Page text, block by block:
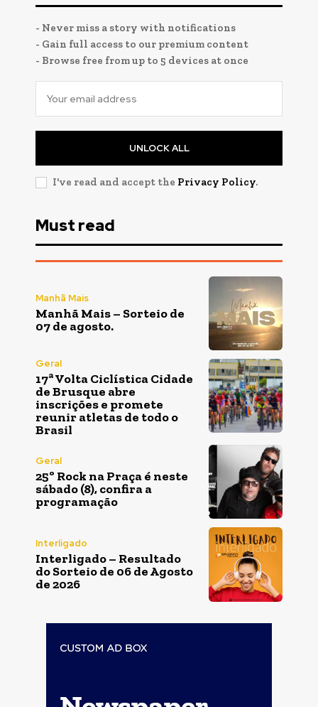
- Never miss a story with notifications
- Gain full access to our premium content
- Browse free from up to 5 devices at once
UNLOCK ALL
I've read and accept the Privacy Policy.
Must read
Manhã Mais
Manhã Mais – Sorteio de
07 de agosto.
Geral
17ª Volta Ciclística Cidade
de Brusque abre
inscrições e promete
reunir atletas de todo o
Brasil
Geral
25º Rock na Praça é neste
sábado (8), confira a
programação
Interligado
Interligado – Resultado
do Sorteio de 06 de Agosto
de 2026